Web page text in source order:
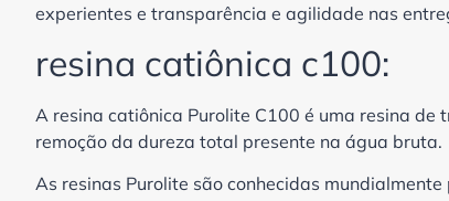
experientes e transparência e agilidade nas
resina catiônica c100:
A resina catiônica Purolite C100 é uma resina
remoção da dureza total presente na água bruta.
As resinas Purolite são conhecidas